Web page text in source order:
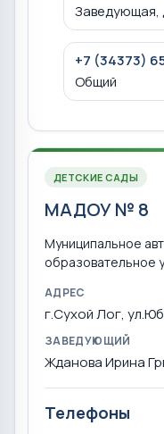
Заведующая,
+7 (34373)
Общий
ДЕТСКИЕ САДЫ
МАДОУ № 8
Муниципальное
образовательное
АДРЕС
г.Сухой Лог,
ЗАВЕДУЮЩИЙ
Жданова Ирина
Телефоны